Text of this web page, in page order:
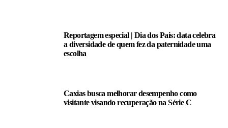
Reportagem especial | Dia dos Pais: data celebra
a diversidade de quem fez da paternidade uma
escolha
Caxias busca melhorar desempenho como
visitante visando recuperação na Série C